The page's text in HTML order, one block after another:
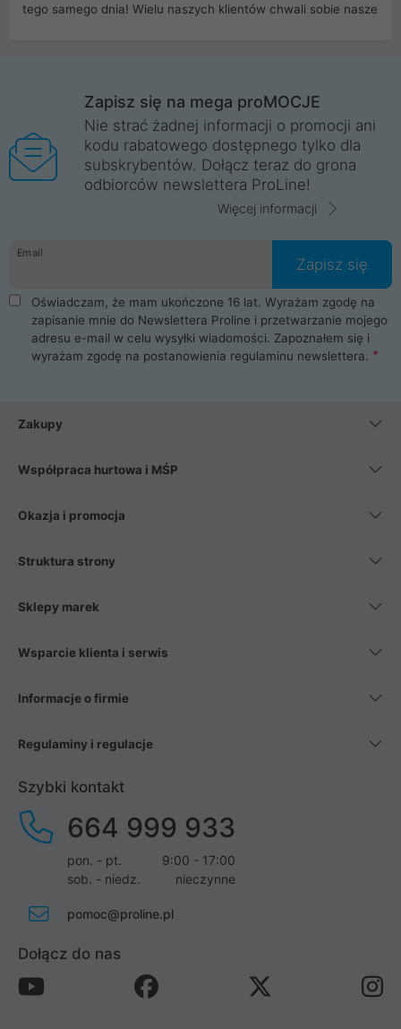
tego samego dnia! Wielu naszych klientów chwali sobie nasze
Wrocław, Poznań, Legnica, Katowice, Gliwice, Kalisz, Bytom,
Trzebnica, Opole. Szybka i profesjonalna obsługa!
ProLine to polska firma ze 100% polskim kapitałem. Działamy
legalnie i płacimy podatki w naszym kraju! Posiadamy siedzibę
główną w Mirkowie oraz salony na terenie kraju. Cała
komunikacja ze sklepem komputerowym ProLine jest
danych osobowych. Dlatego zakup notebooka albo laptopa w
ProLine to czysta przyjemność i pełne bezpieczeństwo.
Zaopatrzysz się u nas w akcesoria i części komputerowe
takie jak procesory, karty graficzne, płyty główne, pamięci,
dyski SSD, M.2 oraz HDD. Nasi pracownicy pomogą Ci wybrać
najlepszy zasilacz komputerowy oraz obudowę do komputera.
Poza komputerami mamy również najlepsze na rynku
Smartfony takich producentów jak Xiaomi, Apple, Samsung i
wentylatory. Na koniec mając już to wszystko, możesz
Zapisz się na mega proMOCJE
Nie strać żadnej informacji o promocji ani
kodu rabatowego dostępnego tylko dla
subskrybentów. Dołącz teraz do grona
odbiorców newslettera ProLine!
Więcej informacji
Email
Zapisz się
Oświadczam, że mam ukończone 16 lat. Wyrażam zgodę na
zapisanie mnie do Newslettera Proline i przetwarzanie mojego
adresu e-mail w celu wysyłki wiadomości. Zapoznałem się i
wyrażam zgodę na postanowienia regulaminu newslettera.
Zakupy
Współpraca hurtowa i MŚP
Okazja i promocja
Struktura strony
Sklepy marek
Wsparcie klienta i serwis
Informacje o firmie
Regulaminy i regulacje
Szybki kontakt
664 999 933
pon. - pt.
9:00 - 17:00
sob. - niedz.
nieczynne
pomoc@proline.pl
Dołącz do nas